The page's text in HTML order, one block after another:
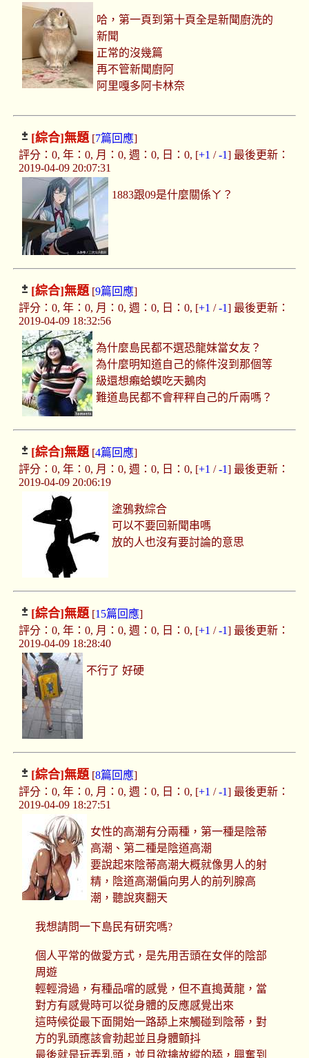
哈，第一頁到第十頁全是新聞廚洗的
新聞
正常的沒幾篇
再不管新聞廚阿
阿里嘎多阿卡林奈
[綜合]無題[7篇回應]
評分：0, 年：0, 月：0, 週：0, 日：0, [+1 /-1] 最後更新：
2019-04-09 20:07:31
1883跟09是什麼關係ㄚ？
[綜合]無題[9篇回應]
評分：0, 年：0, 月：0, 週：0, 日：0, [+1 /-1] 最後更新：
2019-04-09 18:32:56
為什麼島民都不選恐龍妹當女友？
為什麼明知道自己的條件沒到那個等
級還想癩蛤蟆吃天鵝肉
難道島民都不會秤秤自己的斤兩嗎？
[綜合]無題[4篇回應]
評分：0, 年：0, 月：0, 週：0, 日：0, [+1 /-1] 最後更新：
2019-04-09 20:06:19
塗鴉救綜合
可以不要回新聞串嗎
放的人也沒有要討論的意思
[綜合]無題[15篇回應]
評分：0, 年：0, 月：0, 週：0, 日：0, [+1 /-1] 最後更新：
2019-04-09 18:28:40
不行了 好硬
[綜合]無題[8篇回應]
評分：0, 年：0, 月：0, 週：0, 日：0, [+1 /-1] 最後更新：
2019-04-09 18:27:51
女性的高潮有分兩種，第一種是陰蒂
高潮、第二種是陰道高潮
要說起來陰蒂高潮大概就像男人的射
精，陰道高潮偏向男人的前列腺高
潮，聽說爽翻天
我想請問一下島民有研究嗎?
個人平常的做愛方式，是先用舌頭在女伴的陰部
周遊
輕輕滑過，有種品嚐的感覺，但不直搗黃龍，當
對方有感覺時可以從身體的反應感覺出來
這時候從最下面開始一路舔上來觸碰到陰蒂，對
方的乳頭應該會勃起並且身體顫抖
最後就是玩弄乳頭，並且欲擒故縱的舔，興奮到